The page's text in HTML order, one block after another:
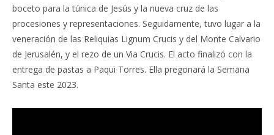
boceto para la túnica de Jesús y la nueva cruz de las
procesiones y representaciones. Seguidamente, tuvo lugar a la
veneración de las Reliquias Lignum Crucis y del Monte Calvario
de Jerusalén, y el rezo de un Via Crucis. El acto finalizó con la
entrega de pastas a Paqui Torres. Ella pregonará la Semana
Santa este 2023.